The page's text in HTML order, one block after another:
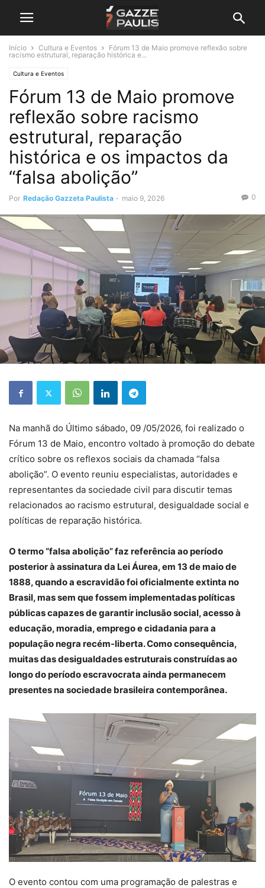
Início Cultura e Eventos
Fórum 13 de Maio promove reflexão sobre
racismo estrutural, reparação histórica e...
Cultura e Eventos
Fórum 13 de Maio promove
reflexão sobre racismo
estrutural, reparação
histórica e os impactos da
“falsa abolição”
Por Redação Gazzeta Paulista - maio 9, 2026 0
Na manhã do Último sábado, 09 /05/2026, foi realizado o
Fórum 13 de Maio, encontro voltado à promoção do debate
crítico sobre os reflexos sociais da chamada “falsa
abolição”. O evento reuniu especialistas, autoridades e
representantes da sociedade civil para discutir temas
relacionados ao racismo estrutural, desigualdade social e
políticas de reparação histórica.
O termo “falsa abolição” faz referência ao período
posterior à assinatura da Lei Áurea, em 13 de maio de
1888, quando a escravidão foi oficialmente extinta no
Brasil, mas sem que fossem implementadas políticas
públicas capazes de garantir inclusão social, acesso à
educação, moradia, emprego e cidadania para a
população negra recém-liberta. Como consequência,
muitas das desigualdades estruturais construídas ao
longo do período escravocrata ainda permanecem
presentes na sociedade brasileira contemporânea.
O evento contou com uma programação de palestras e